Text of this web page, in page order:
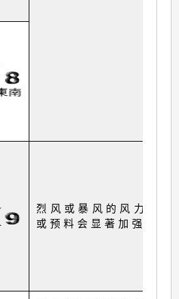
烈风或暴风的风力现正
或预料会显著加强。